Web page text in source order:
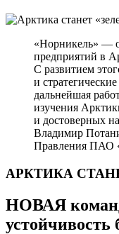
«Норникель» —
предприятий в
С развитием
и
дальнейшая
изучения
и достоверных
Владимир
Правления ПАО
АРКТИКА
НОВАЯ
устойчивость